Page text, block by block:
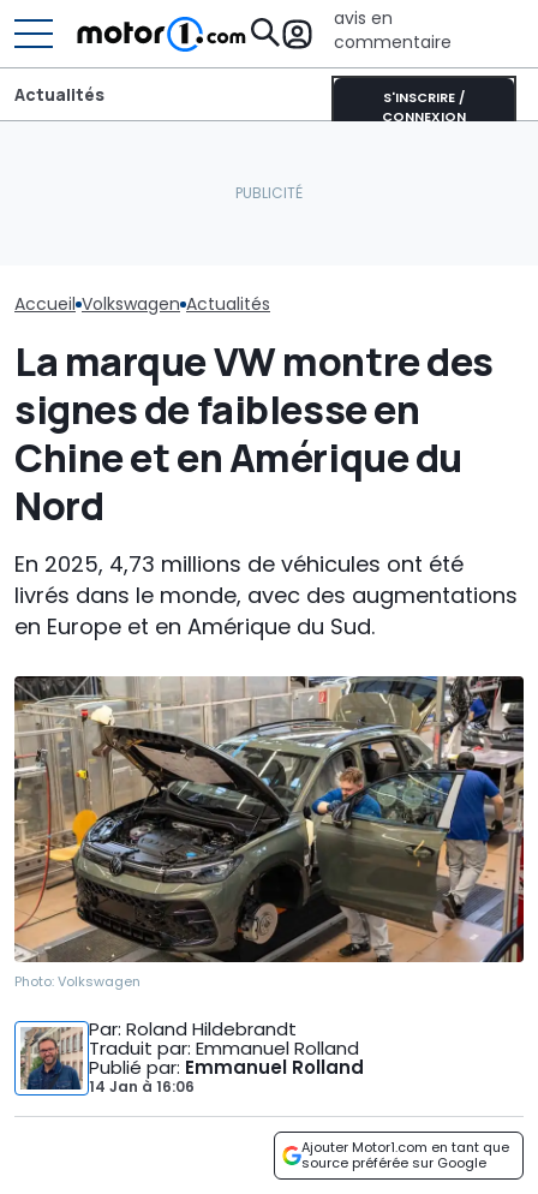
avis en
commentaire
S'INSCRIRE /
CONNEXION
Actualités
Accueil Volkswagen Actualités
La marque VW montre des
signes de faiblesse en
Chine et en Amérique du
Nord
En 2025, 4,73 millions de véhicules ont été
livrés dans le monde, avec des augmentations
en Europe et en Amérique du Sud.
Photo:Volkswagen
Par: Roland Hildebrandt
Traduit par: Emmanuel Rolland
Publié par: Emmanuel Rolland
14 Jan à 16:06
Ajouter Motor1.com en tant que
source préférée sur Google